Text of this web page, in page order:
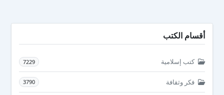
أقسام الكتب
كتب إسلامية 7229
فكر وثقافة 3790